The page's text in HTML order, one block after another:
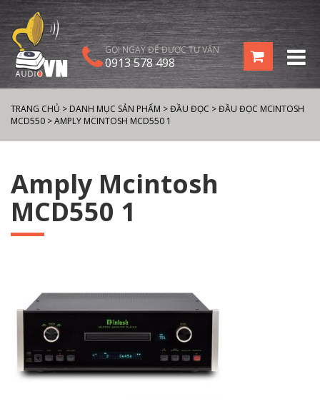
GỌI NGAY ĐỂ ĐƯỢC TƯ VẤN
0913 578 498
TRANG CHỦ > DANH MỤC SẢN PHẨM >ĐẦU ĐỌC >ĐẦU ĐỌC MCINTOSH
MCD550 >AMPLY MCINTOSH MCD550 1
Amply Mcintosh
MCD550 1